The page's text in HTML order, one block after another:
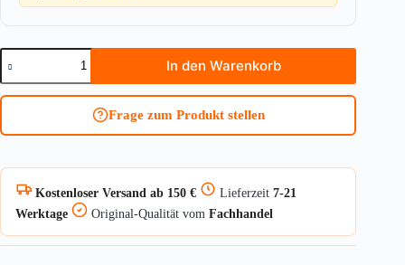
Doppelzylinder
für
Biffar
BKS
Menge
In den Warenkorb
Frage zum Produkt stellen
Kostenloser Versand ab 150 € Lieferzeit 7-21
Werktage
Original-Qualität vom Fachhandel